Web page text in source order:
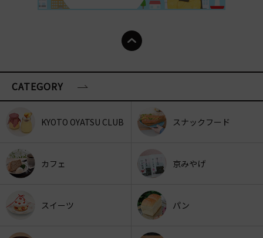
CATEGORY
KYOTO OYATSU CLUB スナックフード
カフェ 京みやげ
スイーツ パン